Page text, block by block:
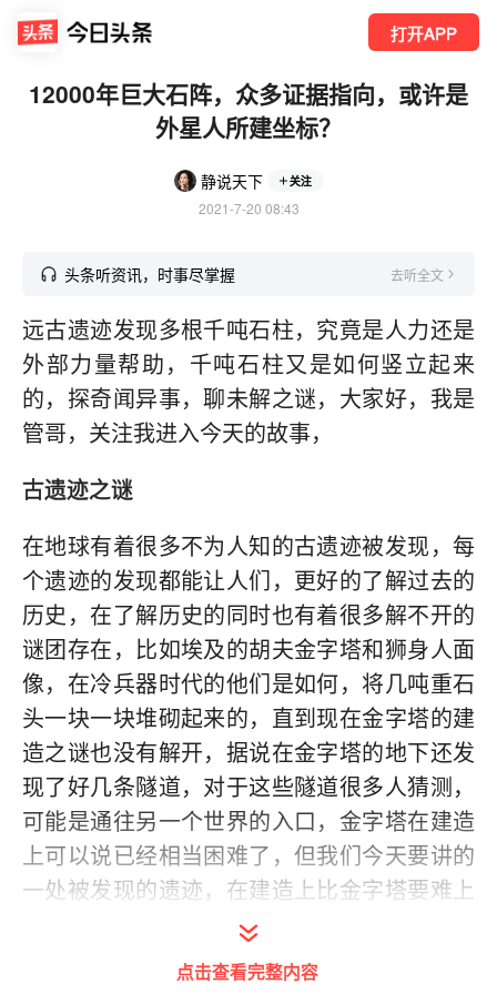
打开APP
12000年巨大石阵，众多证据指向，或许是
外星人所建坐标？
静说天下 关注
2021-7-20 08:43
头条听资讯，时事尽掌握 去听全文
远古遗迹发现多根千吨石柱，究竟是人力还是
外部力量帮助，千吨石柱又是如何竖立起来
的，探奇闻异事，聊未解之谜，大家好，我是
管哥，关注我进入今天的故事，
古遗迹之谜
在地球有着很多不为人知的古遗迹被发现，每
个遗迹的发现都能让人们，更好的了解过去的
历史，在了解历史的同时也有着很多解不开的
谜团存在，比如埃及的胡夫金字塔和狮身人面
像，在冷兵器时代的他们是如何，将几吨重石
头一块一块堆砌起来的，直到现在金字塔的建
造之谜也没有解开，据说在金字塔的地下还发
现了好几条隧道，对于这些隧道很多人猜测，
可能是通往另一个世界的入口，金字塔在建造
上可以说已经相当困难了，但我们今天要讲的
一处被发现的遗迹，在建造上比金字塔要难上
20倍，在遗迹发现的石柱都写满了不可能，那
么遗迹里究竟有着什么样不可思议的发现呢，
点击查看完整内容